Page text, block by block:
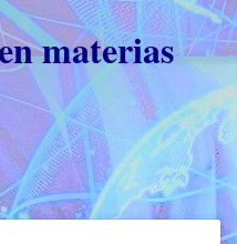
materias